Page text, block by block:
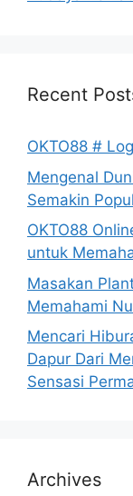
Recent
OKTO88 #
Mengenal
Semakin
OKTO88
untuk
Masakan
Memahami
Mencari
Dapur Dari
Sensasi
Archives